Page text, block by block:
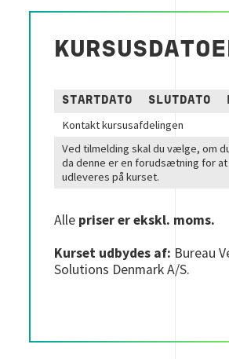
STARTDATO SLUTDATO
Kontakt kursusafdelingen
Ved tilmelding skal du vælge, om
da denne er en forudsætning for
udleveres på kurset.
Alle priser er ekskl. moms.
Kurset udbydes af: Bureau
Solutions Denmark A/S.